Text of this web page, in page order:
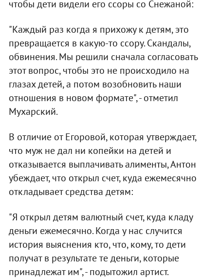
чтобы дети видели его ссоры со Снежаной:
"Каждый раз когда я прихожу к детям, это
превращается в какую-то ссору. Скандалы,
обвинения. Мы решили сначала согласовать
этот вопрос, чтобы это не происходило на
глазах детей, а потом возобновить наши
отношения в новом формате", - отметил
Мухарский.
В отличие от Егоровой, которая утверждает,
что муж не дал ни копейки на детей и
отказывается выплачивать алименты, Антон
убеждает, что открыл счет, куда ежемесячно
откладывает средства детям:
"Я открыл детям валютный счет, куда кладу
деньги ежемесячно. Когда у нас случится
история выяснения кто, что, кому, то дети
получат в результате те деньги, которые
принадлежат им", - подытожил артист.